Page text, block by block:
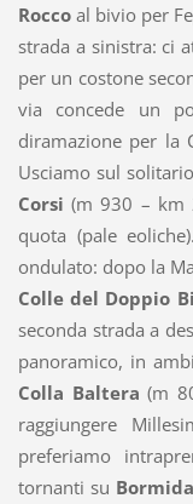
Roccoal bivio per
strada a sinistra: ci
per un costone
via concede un
diramazione per la
Usciamo sul
Corsi (m 930 – km
quota (pale
ondulato: dopo la
Colle del Doppio
seconda strada a
panoramico, in
Colla Baltera (m
raggiungere
preferiamo
tornanti su